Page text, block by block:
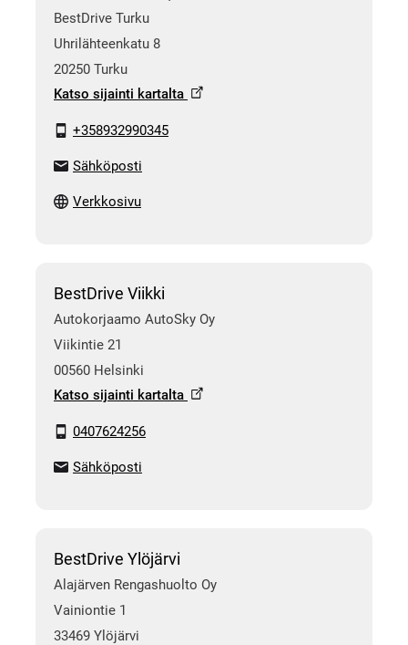
BestDrive Turku
Uhrilähteenkatu 8
20250 Turku
Katso sijainti kartalta
+358932990345
Sähköposti
Verkkosivu
BestDrive Viikki
Autokorjaamo AutoSky Oy
Viikintie 21
00560 Helsinki
Katso sijainti kartalta
0407624256
Sähköposti
BestDrive Ylöjärvi
Alajärven Rengashuolto Oy
Vainiontie 1
33469 Ylöjärvi